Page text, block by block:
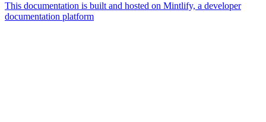
This documentation is built and hosted on Mintlify, a developer
documentation platform